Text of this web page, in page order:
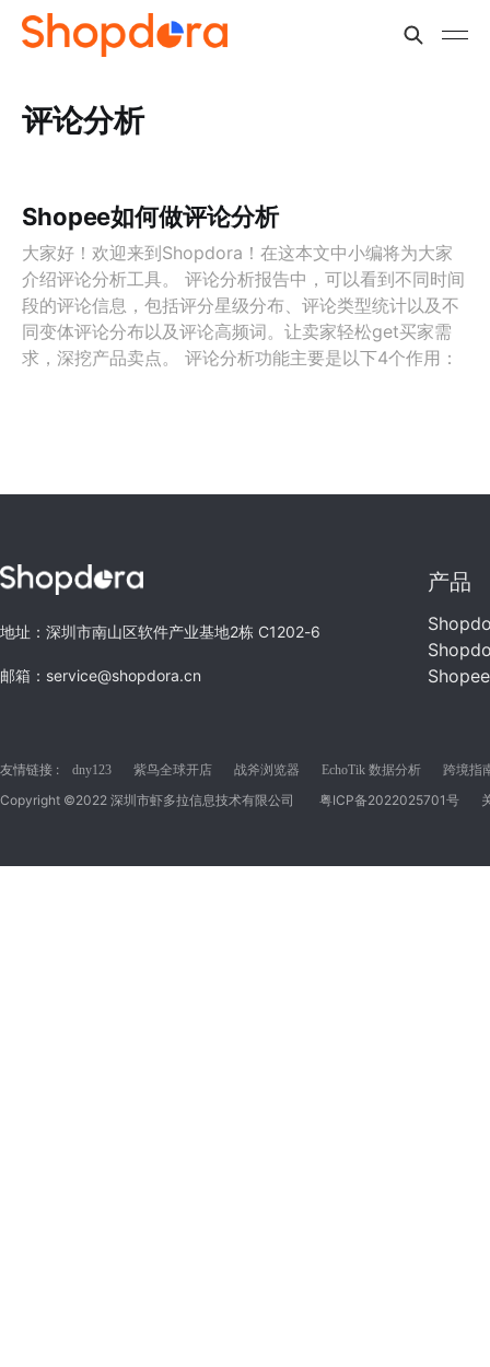
评论分析
Shopee如何做评论分析
大家好！欢迎来到Shopdora！在这本文中小编将为大家
介绍评论分析工具。 评论分析报告中，可以看到不同时间
段的评论信息，包括评分星级分布、评论类型统计以及不
同变体评论分布以及评论高频词。让卖家轻松get买家需
求，深挖产品卖点。 评论分析功能主要是以下4个作用：
地址：深圳市南山区软件产业基地2栋 C1202-6
邮箱：service@shopdora.cn
产品
友情链接 : dny123 紫鸟全球开店 战斧浏览器 EchoTik 数据分析 跨境指
Copyright ©2022 深圳市虾多拉信息技术有限公司 粤ICP备2022025701号